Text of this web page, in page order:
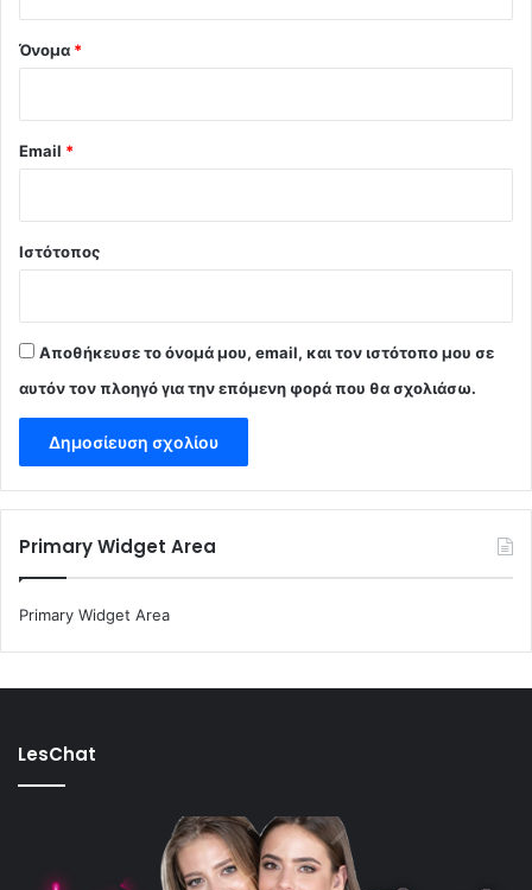
Όνομα *
Email *
Ιστότοπος
Αποθήκευσε το όνομά μου, email, και τον ιστότοπο μου σε
αυτόν τον πλοηγό για την επόμενη φορά που θα σχολιάσω.
Primary Widget Area
Primary Widget Area
LesChat